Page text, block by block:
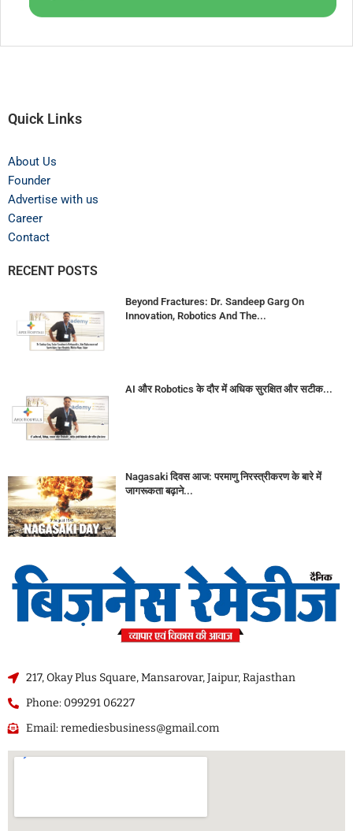
Quick Links
About Us
Founder
Advertise with us
Career
Contact
RECENT POSTS
Beyond Fractures: Dr. Sandeep Garg On
Innovation, Robotics And The...
AI और Robotics के दौर में अधिक सुरक्षित और सटीक...
Nagasaki दिवस आज: परमाणु निरस्त्रीकरण के बारे में
जागरूकता बढ़ाने...
217, Okay Plus Square, Mansarovar, Jaipur, Rajasthan
Phone: 099291 06227
Email: remediesbusiness@gmail.com